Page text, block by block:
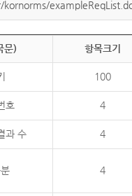
kornorms/
문) 항목크기
100
호 4
과 수 4
4